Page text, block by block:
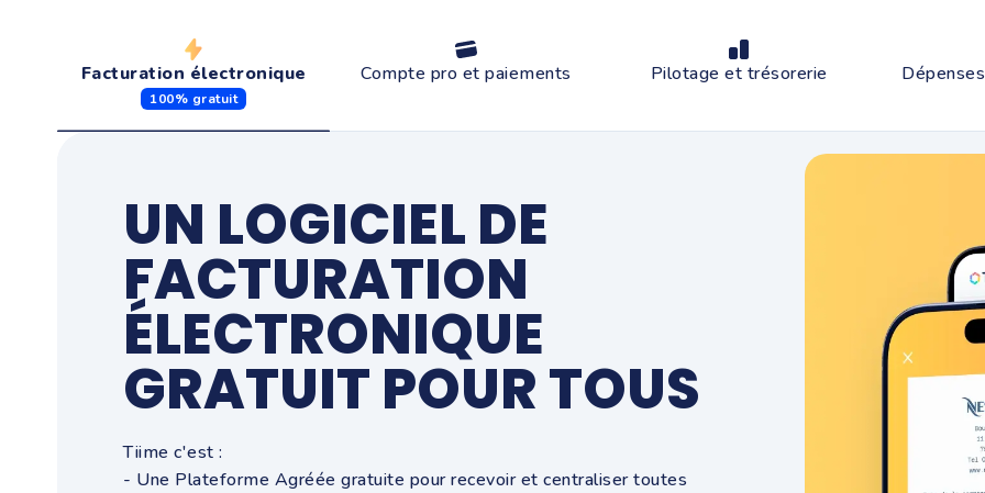
Facturation électronique
100% gratuit
Compte pro et paiements Pilotage et trésorerie
UN LOGICIEL DE
FACTURATION
ÉLECTRONIQUE
GRATUIT POUR TOUS
Tiime c'est :
- Une Plateforme Agréée gratuite pour recevoir et centraliser toutes